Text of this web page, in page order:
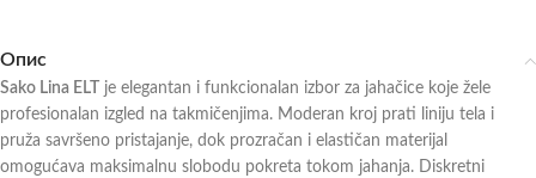
Опис
Sako Lina ELT
je elegantan i funkcionalan izbor za jahačice koje žele
profesionalan izgled na takmičenjima. Moderan kroj prati liniju tela i
pruža savršeno pristajanje, dok prozračan i elastičan materijal
omogućava maksimalnu slobodu pokreta tokom jahanja. Diskretni